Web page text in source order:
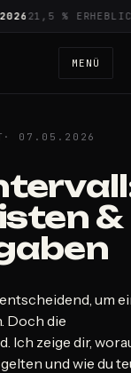
21,5 % ERHEBLICHE
MENÜ
· 07.05.2026
&
um
Doch die
Ich zeige dir,
und wie du